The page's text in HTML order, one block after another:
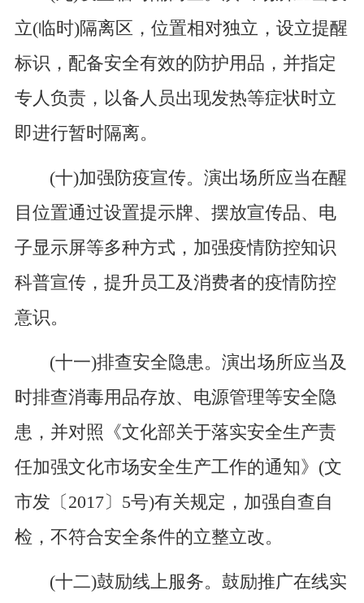
立(临时)隔离区，位置相对独立，设立提醒
标识，配备安全有效的防护用品，并指定
专人负责，以备人员出现发热等症状时立
即进行暂时隔离。
(十)加强防疫宣传。演出场所应当在醒
目位置通过设置提示牌、摆放宣传品、电
子显示屏等多种方式，加强疫情防控知识
科普宣传，提升员工及消费者的疫情防控
意识。
(十一)排查安全隐患。演出场所应当及
时排查消毒用品存放、电源管理等安全隐
患，并对照《文化部关于落实安全生产责
任加强文化市场安全生产工作的通知》(文
市发〔2017〕5号)有关规定，加强自查自
检，不符合安全条件的立整立改。
(十二)鼓励线上服务。鼓励推广在线实